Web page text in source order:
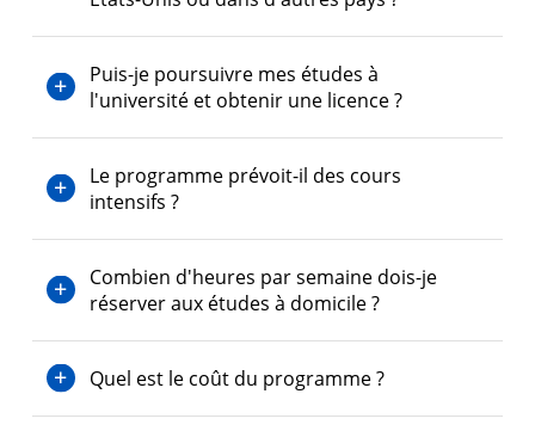
Puis-je poursuivre mes études à
l'université et obtenir une licence ?
Le programme prévoit-il des cours
intensifs ?
Combien d'heures par semaine dois-je
réserver aux études à domicile ?
Quel est le coût du programme ?